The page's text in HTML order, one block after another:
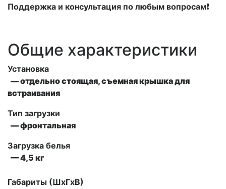
Поддержка и консультация по любым вопросам❗
Общие характеристики
Установка
— отдельно стоящая, съемная крышка для
встраивания
Тип загрузки
— фронтальная
Загрузка белья
— 4,5 кг
Габариты (ШxГxВ)